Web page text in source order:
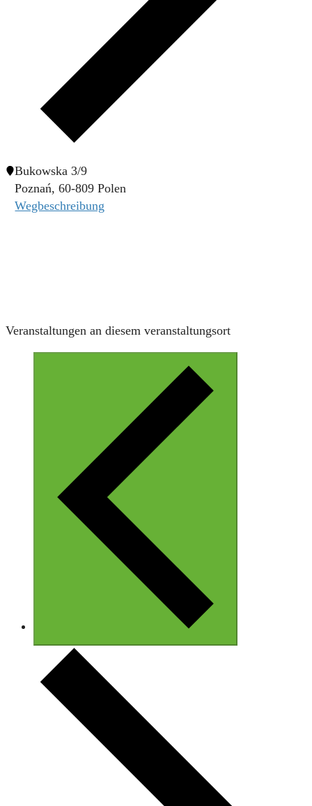
Bukowska 3/9
Poznań, 60-809 Polen
Wegbeschreibung
Veranstaltungen an diesem veranstaltungsort